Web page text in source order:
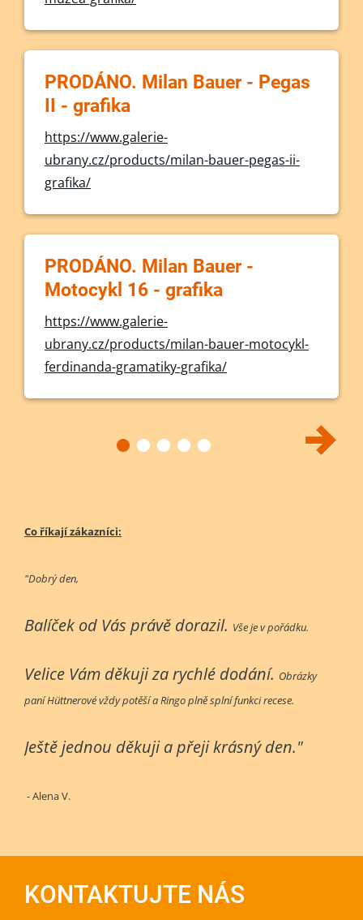
PRODÁNO. Milan Bauer - Pegas
II - grafika
https://www.galerie-
ubrany.cz/products/milan-bauer-pegas-ii-
grafika/
PRODÁNO. Milan Bauer -
Motocykl 16 - grafika
https://www.galerie-
ubrany.cz/products/milan-bauer-motocykl-
ferdinanda-gramatiky-grafika/
Co říkají zákazníci:
"Dobrý den,
Balíček od Vás právě dorazil. Vše je v pořádku.
Velice Vám děkuji za rychlé dodání. Obrázky
paní Hüttnerové vždy potěší a Ringo plně splní funkci recese.
Ještě jednou děkuji a přeji krásný den."
- Alena V.
KONTAKTUJTE NÁS